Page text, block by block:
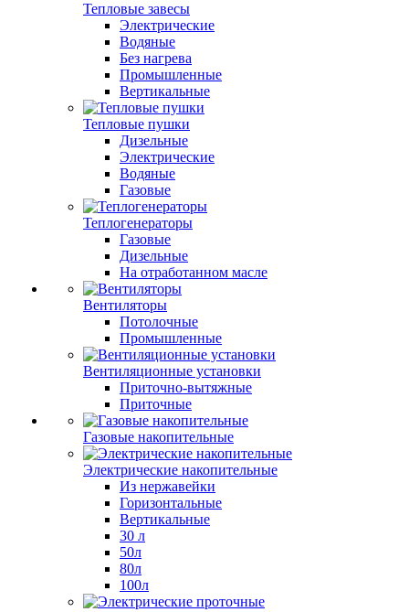
Тепловые завесы
Электрические
Водяные
Без нагрева
Промышленные
Вертикальные
Тепловые пушки
Дизельные
Электрические
Водяные
Газовые
Теплогенераторы
Газовые
Дизельные
На отработанном масле
Вентиляторы
Потолочные
Промышленные
Вентиляционные установки
Приточно-вытяжные
Приточные
Газовые накопительные
Электрические накопительные
Из нержавейки
Горизонтальные
Вертикальные
30 л
50л
80л
100л